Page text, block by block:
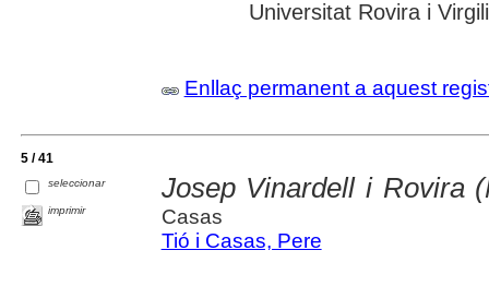
Universitat Rovira i
Enllaç permanent a aquest
5 / 41
seleccionar
imprimir
Josep Vinardell i Rovira
Casas
Tió i Casas, Pere